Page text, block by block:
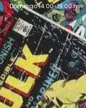
Domingo 14:00-19:00 hs.